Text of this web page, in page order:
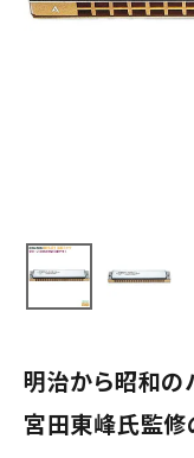
明治から昭和の
宮田東峰氏監修